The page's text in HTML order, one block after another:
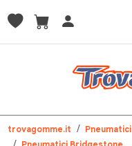
trovagomme.it Pneumatici